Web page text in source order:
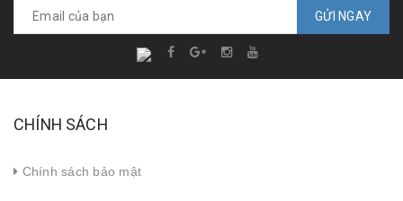
GỬI NGAY
CHÍNH SÁCH
Chính sách bảo mật